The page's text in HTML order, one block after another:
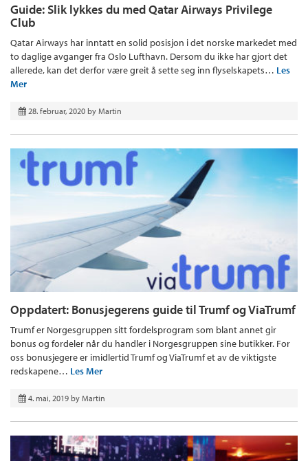
Guide: Slik lykkes du med Qatar Airways Privilege
Club
Qatar Airways har inntatt en solid posisjon i det norske markedet med
to daglige avganger fra Oslo Lufthavn. Dersom du ikke har gjort det
allerede, kan det derfor være greit å sette seg inn flyselskapets… Les
Mer
28. februar, 2020 by Martin
Oppdatert: Bonusjegerens guide til Trumf og ViaTrumf
Trumf er Norgesgruppen sitt fordelsprogram som blant annet gir
bonus og fordeler når du handler i Norgesgruppen sine butikker. For
oss bonusjegere er imidlertid Trumf og ViaTrumf et av de viktigste
redskapene… Les Mer
4. mai, 2019 by Martin